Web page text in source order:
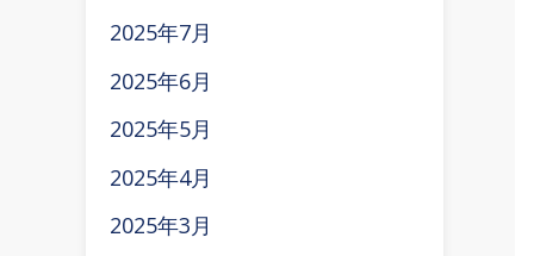
2025年7月
2025年6月
2025年5月
2025年4月
2025年3月